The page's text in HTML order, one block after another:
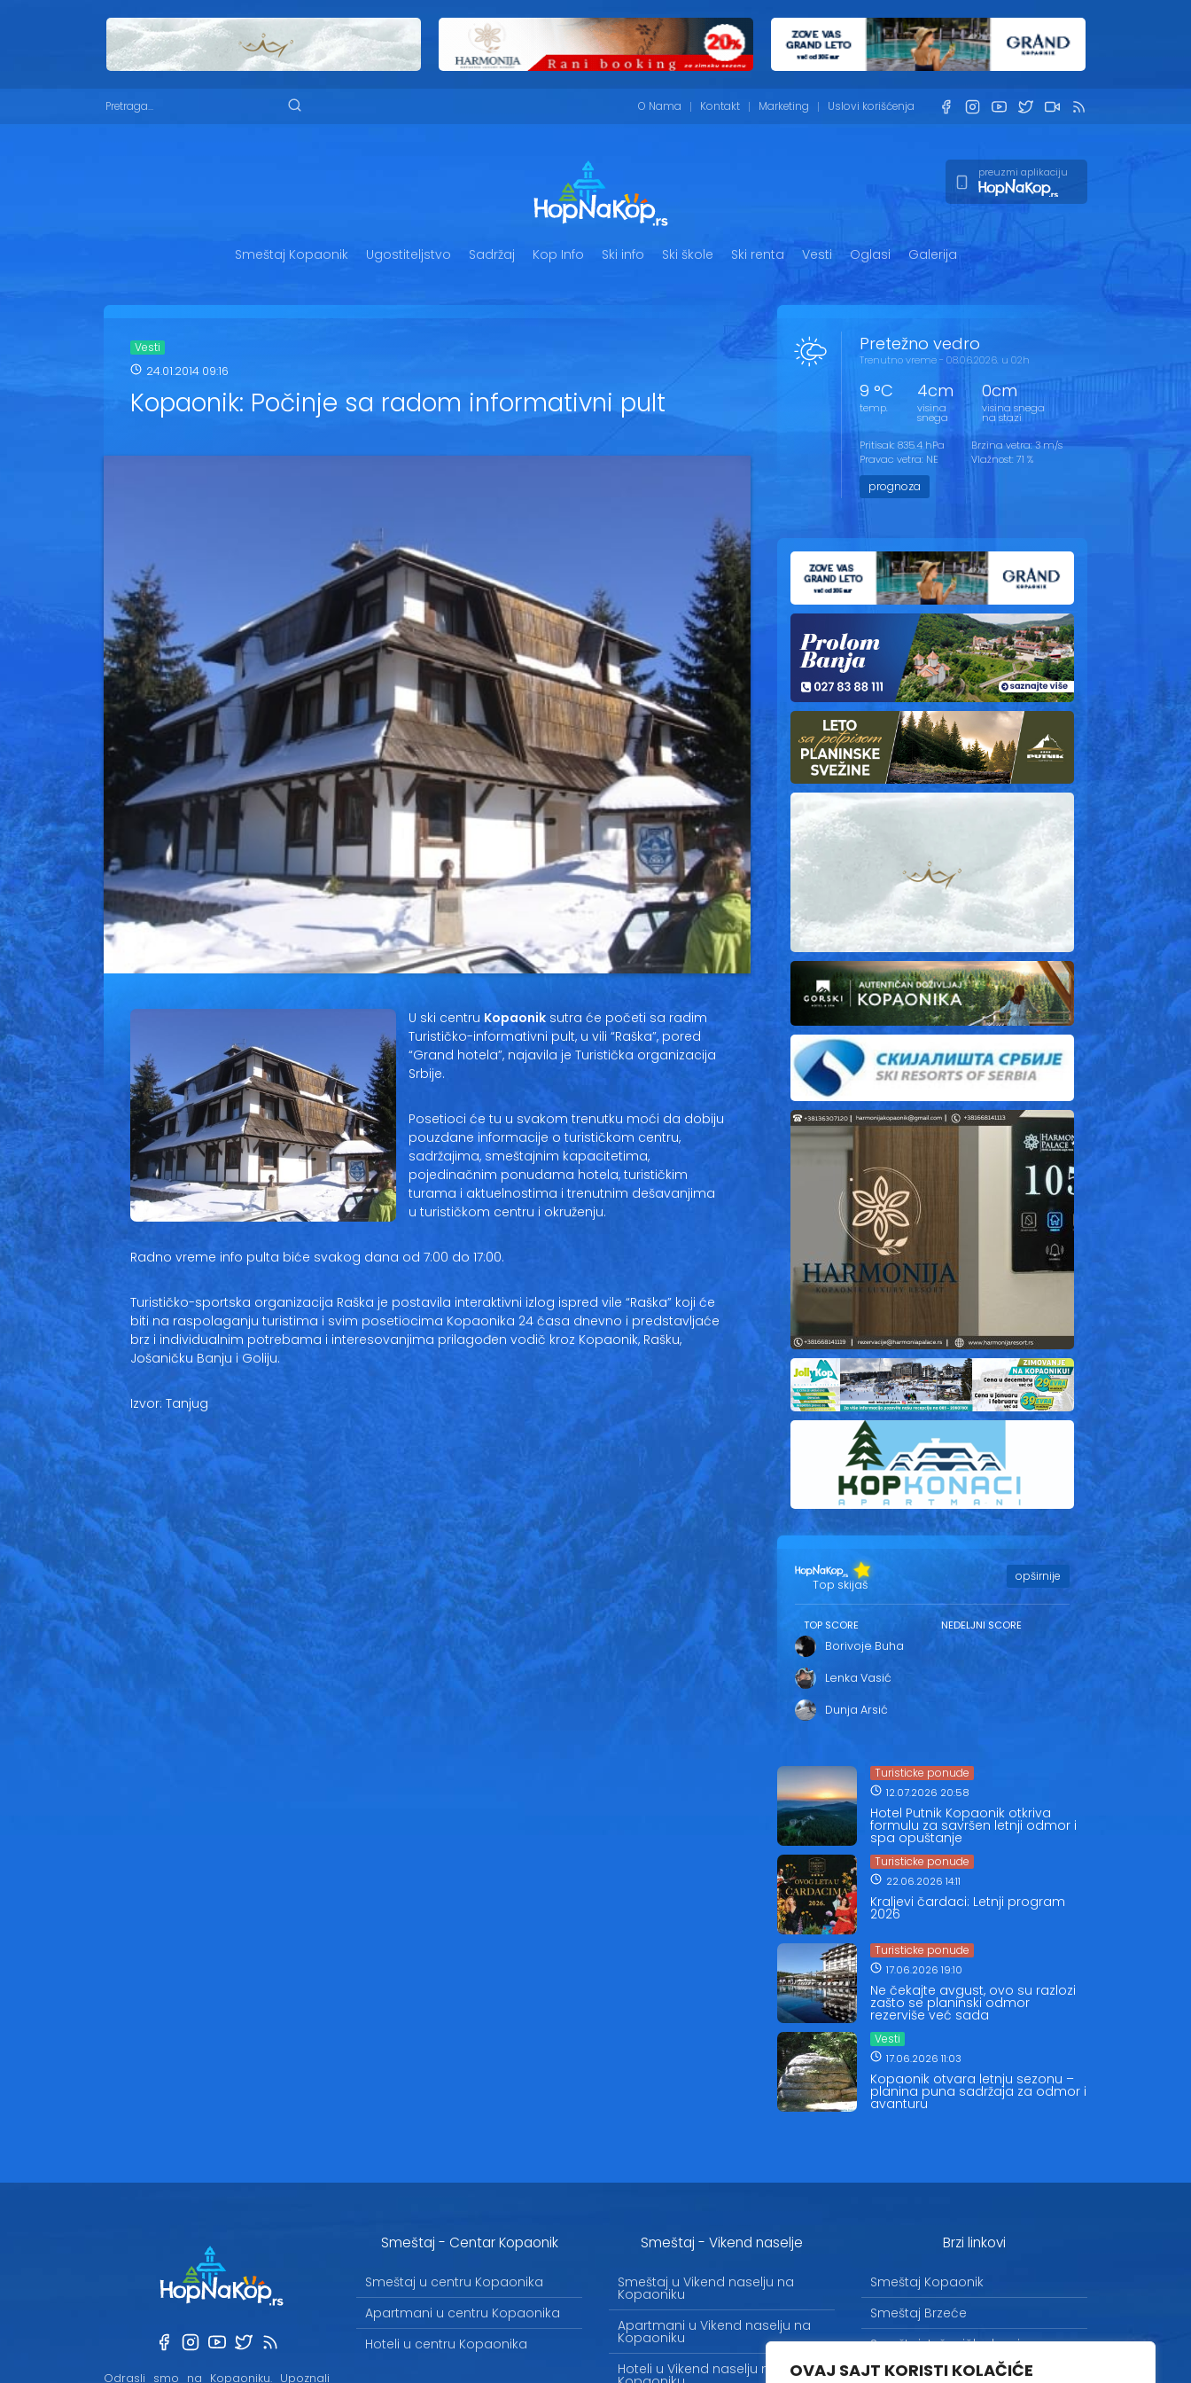
OVAJ SAJT KORISTI KOLAČIĆE
O Nama Kontakt Marketing Uslovi korišćenja
preuzmi aplikaciju
Smeštaj Kopaonik Ugostiteljstvo Sadržaj Kop Info Ski info Ski škole Ski renta Vesti Oglasi Galerija
Vesti
24.01.2014 09:16
Kopaonik: Počinje sa radom informativni pult
U ski centru Kopaonik sutra će početi sa radim
Turističko-informativni pult, u vili “Raška”, pored
“Grand hotela”, najavila je Turistička organizacija
Srbije.
Posetioci će tu u svakom trenutku moći da dobiju
pouzdane informacije o turističkom centru,
sadržajima, smeštajnim kapacitetima,
pojedinačnim ponudama hotela, turističkim
turama i aktuelnostima i trenutnim dešavanjima
u turističkom centru i okruženju.
Radno vreme info pulta biće svakog dana od 7:00 do 17:00.
Turističko-sportska organizacija Raška je postavila interaktivni izlog ispred vile “Raška” koji će
biti na raspolaganju turistima i svim posetiocima Kopaonika 24 časa dnevno i predstavljaće
brz i individualnim potrebama i interesovanjima prilagođen vodič kroz Kopaonik, Rašku,
Jošaničku Banju i Goliju.
Izvor: Tanjug
Pretežno vedro
Trenutno vreme - 08.06.2026. u 02h
9 °C
temp.
4cm
visina
snega
0cm
visina snega
na stazi
Pritisak: 835.4 hPa
Pravac vetra: NE
Brzina vetra: 3 m/s
Vlažnost: 71 %
prognoza
Top skijaš
opširnije
TOP SCORE
Borivoje Buha
Lenka Vasić
Dunja Arsić
NEDELJNI SCORE
Turisticke ponude
12.07.2026 20:58
Hotel Putnik Kopaonik otkriva
formulu za savršen letnji odmor i
spa opuštanje
Turisticke ponude
22.06.2026 14:11
Kraljevi čardaci: Letnji program
2026
Turisticke ponude
17.06.2026 19:10
Ne čekajte avgust, ovo su razlozi
zašto se planinski odmor
rezerviše već sada
Vesti
17.06.2026 11:03
Kopaonik otvara letnju sezonu –
planina puna sadržaja za odmor i
avanturu
Odrasli smo na Kopaoniku. Upoznali
Smeštaj - Centar Kopaonik
Smeštaj u centru Kopaonika
Apartmani u centru Kopaonika
Hoteli u centru Kopaonika
Smeštaj - Vikend naselje
Smeštaj u Vikend naselju na
Kopaoniku
Apartmani u Vikend naselju na
Kopaoniku
Hoteli u Vikend naselju na
Brzi linkovi
Smeštaj Kopaonik
Smeštaj Brzeće
Smeštaj Jošanička banja
Uslovi korišćenja